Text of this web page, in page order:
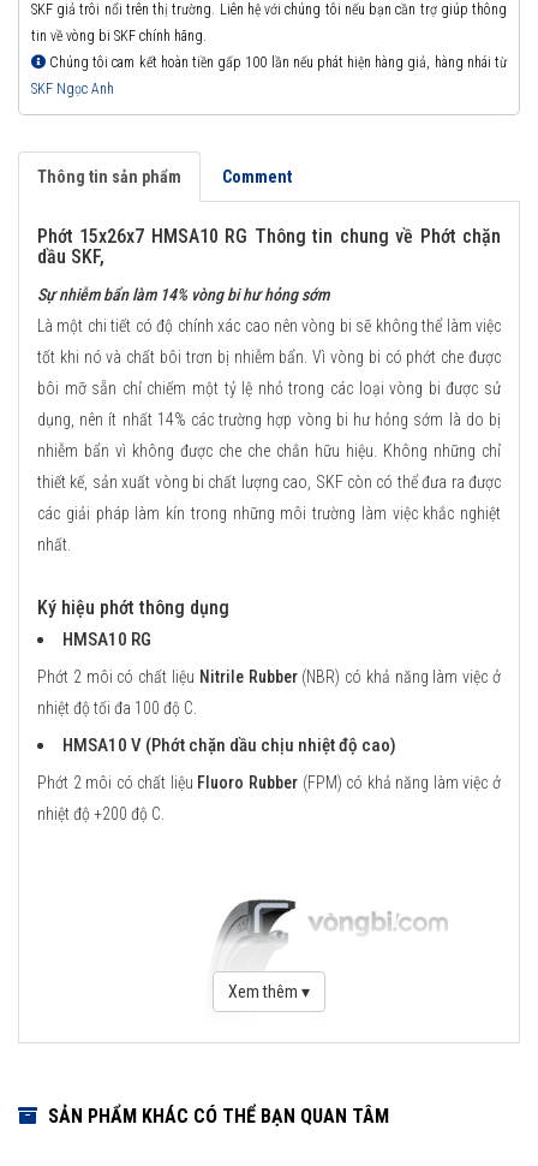
SKF giả trôi nổi trên thị trường. Liên hệ với chúng tôi nếu bạn cần trợ giúp thông
tin về vòng bi SKF chính hãng.
Chúng tôi cam kết hoàn tiền gấp 100 lần nếu phát hiện hàng giả, hàng nhái từ
SKF Ngọc Anh
Thông tin sản phẩm Comment
Phớt 15x26x7 HMSA10 RG Thông tin chung về Phớt chặn
dầu SKF,
Sự nhiễm bẩn làm 14% vòng bi hư hỏng sớm
Là một chi tiết có độ chính xác cao nên vòng bi sẽ không thể làm việc
tốt khi nó và chất bôi trơn bị nhiễm bẩn. Vì vòng bi có phớt che được
bôi mỡ sẵn chỉ chiếm một tỷ lệ nhỏ trong các loại vòng bi được sử
dụng, nên ít nhất 14% các trường hợp vòng bi hư hỏng sớm là do bị
nhiễm bẩn vì không được che che chắn hữu hiệu. Không những chỉ
thiết kế, sản xuất vòng bi chất lượng cao, SKF còn có thể đưa ra được
các giải pháp làm kín trong những môi trường làm việc khắc nghiệt
nhất.
Ký hiệu phớt thông dụng
HMSA10 RG
Phớt 2 môi có chất liệu Nitrile Rubber(NBR) có khả năng làm việc ở
nhiệt độ tối đa 100 độ C.
HMSA10 V (Phớt chặn dầu chịu nhiệt độ cao)
Phớt 2 môi có chất liệu Fluoro Rubber (FPM) có khả năng làm việc ở
nhiệt độ +200 độ C.
Xem thêm ▾
SẢN PHẨM KHÁC CÓ THỂ BẠN QUAN TÂM